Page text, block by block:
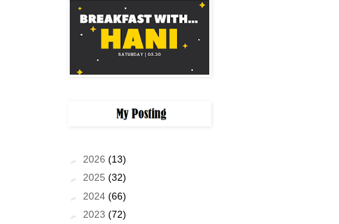
► 2026 (13)
► 2025 (32)
► 2024 (66)
► 2023 (72)